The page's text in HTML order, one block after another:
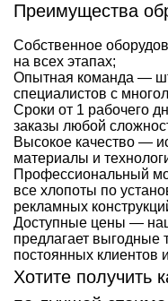
Преимущества
Собственное
на всех этапах;
Опытная команда —
специалистов с
Сроки от 1 рабочего
заказы любой
Высокое качество —
материалы и
Профессиональный
все хлопоты по
рекламных
Доступные цены —
предлагает выгодные
постоянных клиентов
Хотите получить